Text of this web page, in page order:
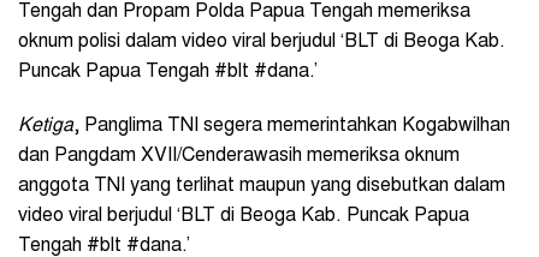
Tengah dan Propam Polda Papua Tengah memeriksa
oknum polisi dalam video viral berjudul ‘BLT di Beoga Kab.
Puncak Papua Tengah #blt #dana.’
Ketiga, Panglima TNI segera memerintahkan Kogabwilhan
dan Pangdam XVII/Cenderawasih memeriksa oknum
anggota TNI yang terlihat maupun yang disebutkan dalam
video viral berjudul ‘BLT di Beoga Kab. Puncak Papua
Tengah #blt #dana.’